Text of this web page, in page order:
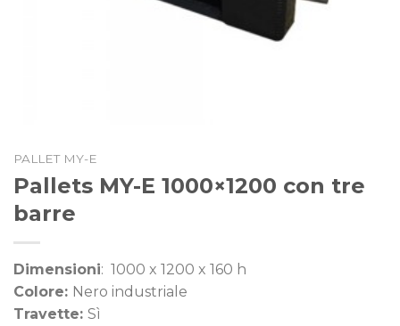
PALLET MY-E
Pallets MY-E 1000×1200 con tre
barre
Dimensioni: 1000 x 1200 x 160 h
Colore: Nero industriale
Travette: Sì